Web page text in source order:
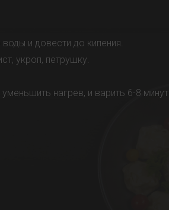
и довести до кипения.
укроп, петрушку.
нагрев, и варить 6-8 минут.